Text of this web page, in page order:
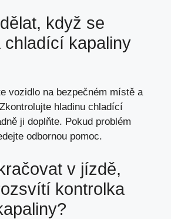
když se
chladící kapaliny
vozidlo na bezpečném místě a
hladinu chladící
ji doplňte. Pokud problém
odbornou pomoc.
v jízdě,
kontrolka